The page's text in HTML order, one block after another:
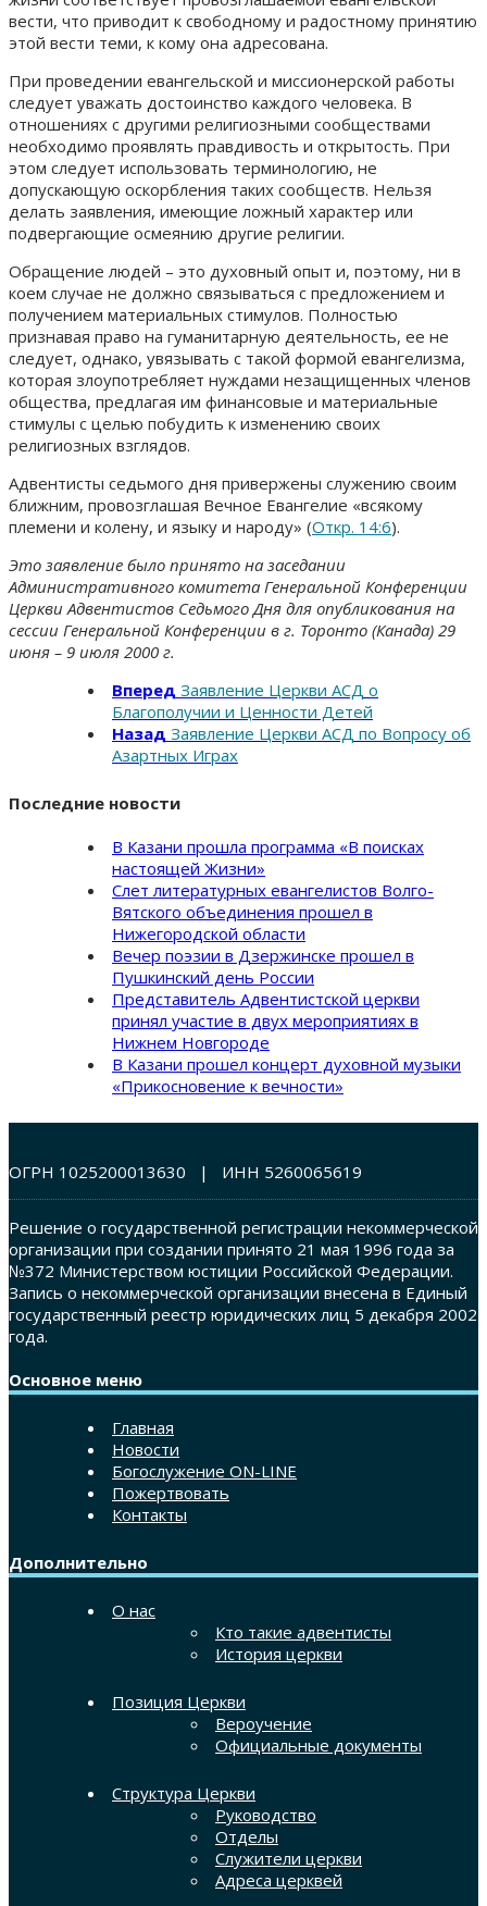
вести, что приводит к свободному и радостному принятию
этой вести теми, к кому она адресована.
При проведении евангельской и миссионерской работы
следует уважать достоинство каждого человека. В
отношениях с другими религиозными сообществами
необходимо проявлять правдивость и открытость. При
этом следует использовать терминологию, не
допускающую оскорбления таких сообществ. Нельзя
делать заявления, имеющие ложный характер или
подвергающие осмеянию другие религии.
Обращение людей – это духовный опыт и, поэтому, ни в
коем случае не должно связываться с предложением и
получением материальных стимулов. Полностью
признавая право на гуманитарную деятельность, ее не
следует, однако, увязывать с такой формой евангелизма,
которая злоупотребляет нуждами незащищенных членов
общества, предлагая им финансовые и материальные
стимулы с целью побудить к изменению своих
религиозных взглядов.
Адвентисты седьмого дня привержены служению своим
ближним, провозглашая Вечное Евангелие «всякому
племени и колену, и языку и народу» (Откр. 14:6).
Это заявление было принято на заседании
Административного комитета Генеральной Конференции
Церкви Адвентистов Седьмого Дня для опубликования на
сессии Генеральной Конференции в г. Торонто (Канада) 29
июня – 9 июля 2000 г.
Вперед Заявление Церкви АСД о
Благополучии и Ценности Детей
Назад Заявление Церкви АСД по Вопросу об
Азартных Играх
Последние новости
В Казани прошла программа «В поисках
настоящей Жизни»
Слет литературных евангелистов Волго-
Вятского объединения прошел в
Нижегородской области
Вечер поэзии в Дзержинске прошел в
Пушкинский день России
Представитель Адвентистской церкви
принял участие в двух мероприятиях в
Нижнем Новгороде
В Казани прошел концерт духовной музыки
«Прикосновение к вечности»
ОГРН 1025200013630 | ИНН 5260065619
Решение о государственной регистрации некоммерческой
организации при создании принято 21 мая 1996 года за
№372 Министерством юстиции Российской Федерации.
Запись о некоммерческой организации внесена в Единый
государственный реестр юридических лиц 5 декабря 2002
года.
Основное меню
Главная
Новости
Богослужение ON-LINE
Пожертвовать
Контакты
Дополнительно
О нас
Кто такие адвентисты
История церкви
Позиция Церкви
Вероучение
Официальные документы
Структура Церкви
Руководство
Отделы
Служители церкви
Адреса церквей